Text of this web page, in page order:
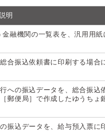
明
融機関の一覧表を、汎用用紙
合振込依頼書に印刷する場合
への振込データを、総合振込
郵便局］で作成したゆうちょ
振込データを、給与預入票に